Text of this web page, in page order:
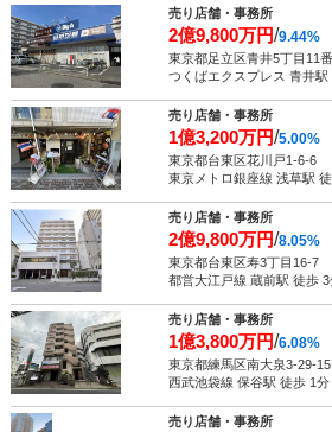
売り店舗・事務所
2億9,800万円/9.44%
東京都足立区青井5丁目11
つくばエクスプレス 青井駅
売り店舗・事務所
1億3,200万円/5.00%
東京都台東区花川戸1-6-6
東京メトロ銀座線 浅草駅
売り店舗・事務所
2億9,800万円/8.05%
東京都台東区寿3丁目16-7
都営大江戸線 蔵前駅 徒歩 3
売り店舗・事務所
1億3,800万円/6.08%
東京都練馬区南大泉3-29-15
西武池袋線 保谷駅 徒歩 1分
売り店舗・事務所